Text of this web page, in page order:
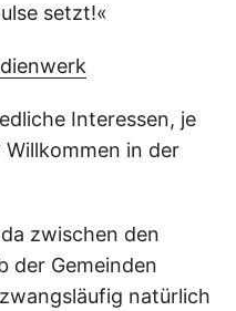
setzt!«
Interessen, je
in der
zwischen den
der Gemeinden
natürlich